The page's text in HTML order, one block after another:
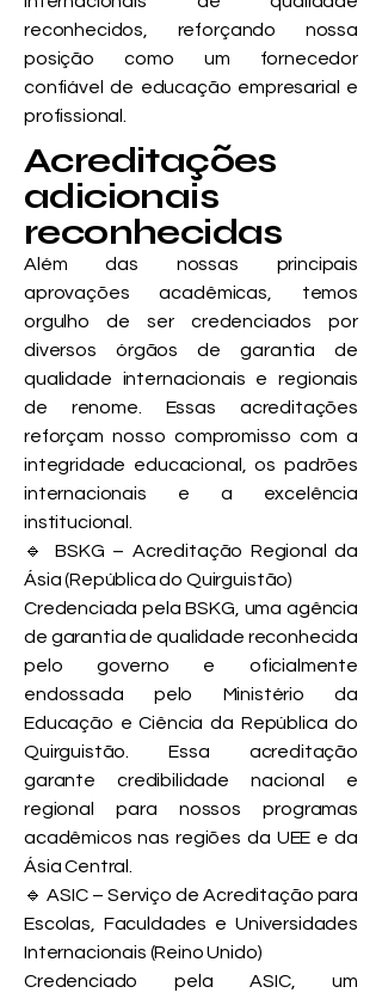
reconhecidos, reforçando nossa
posição como um fornecedor
confiável de educação empresarial e
profissional.
Acreditações
adicionais
reconhecidas
Além das nossas principais
aprovações acadêmicas, temos
orgulho de ser credenciados por
diversos órgãos de garantia de
qualidade internacionais e regionais
de renome. Essas acreditações
reforçam nosso compromisso com a
integridade educacional, os padrões
internacionais e a excelência
institucional.
🔹 BSKG – Acreditação Regional da
Ásia (República do Quirguistão)
Credenciada pela BSKG, uma agência
de garantia de qualidade reconhecida
pelo governo e oficialmente
endossada pelo Ministério da
Educação e Ciência da República do
Quirguistão. Essa acreditação
garante credibilidade nacional e
regional para nossos programas
acadêmicos nas regiões da UEE e da
Ásia Central.
🔹 ASIC – Serviço de Acreditação para
Escolas, Faculdades e Universidades
Internacionais (Reino Unido)
Credenciado pela ASIC, um